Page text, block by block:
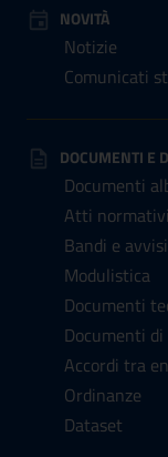
NOVITÀ
Notizie
Comunicati
DOCUMENTI E
Documenti
Atti normativi
Bandi e avvisi
Modulistica
Documenti
Documenti
Accordi tra
Ordinanze
Dataset